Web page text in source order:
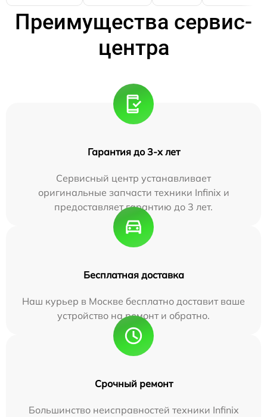
Преимущества сервис-
центра
Гарантия до 3-х лет
Сервисный центр устанавливает
оригинальные запчасти техники Infinix и
предоставляет гарантию до 3 лет.
Бесплатная доставка
Наш курьер в Москве бесплатно доставит ваше
устройство на ремонт и обратно.
Срочный ремонт
Большинство неисправностей техники Infinix